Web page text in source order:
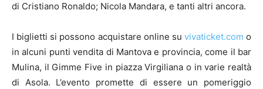
di Cristiano Ronaldo; Nicola Mandara, e tanti altri ancora.
I biglietti si possono acquistare online su vivaticket.com o
in alcuni punti vendita di Mantova e provincia, come il bar
Mulina, il Gimme Five in piazza Virgiliana o in varie realtà
di Asola. L’evento promette di essere un pomeriggio